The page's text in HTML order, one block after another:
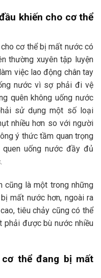
khiến cho cơ thể
cơ thể bị mất nước có
thường xuyên tập luyện
việc lao động chân tay
nước vì sợ phải đi vệ
quên không uống nước
sử dụng một số loại
nhiều hơn so với người
ý thức tầm quan trọng
uống nước đầy đủ
cũng là một trong những
mất nước hơn, ngoài ra
tiêu chảy cũng có thể
phải được bù nước nhiều
thể đang bị mất